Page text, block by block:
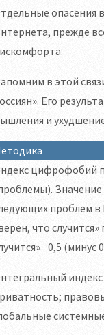
опасения
прежде
в этой
Его
и
цифрофобий
Значение
проблем в
что
−0,5 (минус
индекс